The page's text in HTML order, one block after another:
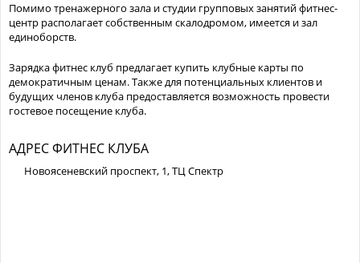
Помимо тренажерного зала и студии групповых занятий фитнес-
центр располагает собственным скалодромом, имеется и зал
единоборств.
Зарядка фитнес клуб предлагает купить клубные карты по
демократичным ценам. Также для потенциальных клиентов и
будущих членов клуба предоставляется возможность провести
гостевое посещение клуба.
АДРЕС ФИТНЕС КЛУБА
Новоясеневский проспект, 1, ТЦ Спектр